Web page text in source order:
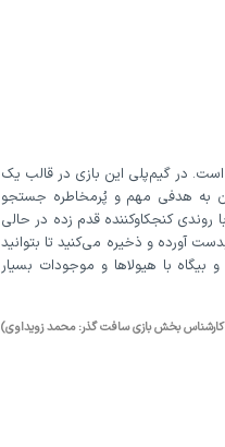
است. در گیم‌پلی این بازی در قالب یک
به هدفی مهم و پُرمخاطره جستجو
روندی کنجکاوکننده قدم زده در حالی
آورده و ذخیره می‌کنید تا بتوانید
با هیولاها و موجودات بسیار
بخش بازی سافت گذر: محمد زویداوی)